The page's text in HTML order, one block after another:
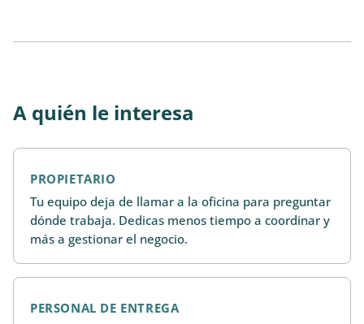
A quién le interesa
PROPIETARIO
Tu equipo deja de llamar a la oficina para preguntar
dónde trabaja. Dedicas menos tiempo a coordinar y
más a gestionar el negocio.
PERSONAL DE ENTREGA